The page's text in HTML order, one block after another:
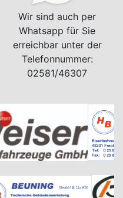
Wir sind auch per
Whatsapp für Sie
erreichbar unter der
Telefonnummer:
02581/46307